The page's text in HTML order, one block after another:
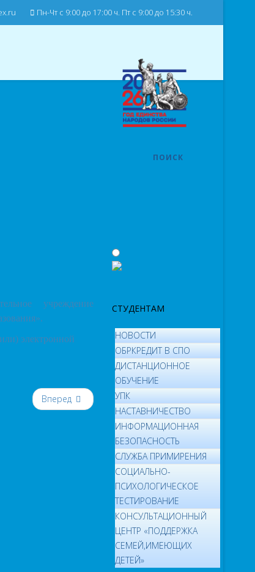
Пн-Чт с 9:00 до 17:00 ч. Пт с 9:00 до 15:30 ч.
ПОИСК
учреждение
электронной
Вперед
СТУДЕНТАМ
НОВОСТИ
ОБРКРЕДИТ В СПО
ДИСТАНЦИОННОЕ
ОБУЧЕНИЕ
УПК
НАСТАВНИЧЕСТВО
ИНФОРМАЦИОННАЯ
БЕЗОПАСНОСТЬ
СЛУЖБА ПРИМИРЕНИЯ
СОЦИАЛЬНО-
ПСИХОЛОГИЧЕСКОЕ
ТЕСТИРОВАНИЕ
КОНСУЛЬТАЦИОННЫЙ
ЦЕНТР «ПОДДЕРЖКА
СЕМЕЙ,ИМЕЮЩИХ
ДЕТЕЙ»